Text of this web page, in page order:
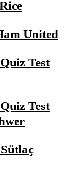
United
Quiz Test
Quiz Test